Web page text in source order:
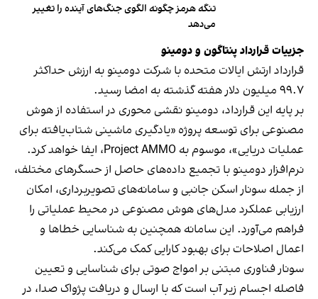
تنگه هرمز چگونه الگوی جنگ‌های آینده را تغییر
می‌دهد
جزییات قرارداد پنتاگون و دومینو
قرارداد ارتش ایالات متحده با شرکت دومینو به ارزش حداکثر
۹۹.۷ میلیون دلار هفته گذشته به امضا رسید.
بر پایه این قرارداد، دومینو نقشی محوری در استفاده از هوش
مصنوعی برای توسعه پروژه «یادگیری ماشینی شتاب‌یافته برای
عملیات دریایی»، موسوم به Project AMMO، ایفا خواهد کرد.
نرم‌افزار دومینو با تجمیع داده‌های حاصل از حسگرهای مختلف،
از جمله سونار اسکن جانبی و سامانه‌های تصویربرداری، امکان
ارزیابی عملکرد مدل‌های هوش مصنوعی در محیط عملیاتی را
فراهم می‌آورد. این سامانه همچنین به شناسایی خطاها و
اعمال اصلاحات برای بهبود کارایی کمک می‌کند.
سونار فناوری مبتنی بر امواج صوتی برای شناسایی و تعیین
فاصله اجسام زیر آب است که با ارسال و دریافت پژواک صدا، در